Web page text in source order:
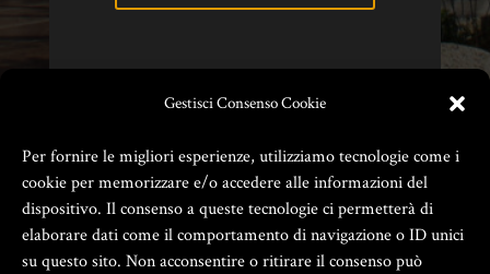
Gestisci Consenso Cookie
Per fornire le migliori esperienze, utilizziamo tecnologie come i
cookie per memorizzare e/o accedere alle informazioni del
dispositivo. Il consenso a queste tecnologie ci permetterà di
elaborare dati come il comportamento di navigazione o ID unici
su questo sito. Non acconsentire o ritirare il consenso può